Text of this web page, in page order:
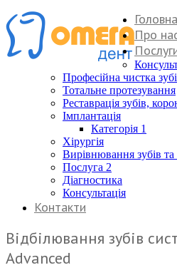
Головна
Про
Професійна чистка
Тотальне протезування
Реставрація зубів,
Імплантація
Категорія 1
Хірургія
Вирівнювання зубів
Послуга 2
Діагностика
Консультація
Контакти
Відбілювання зубів
Advanced